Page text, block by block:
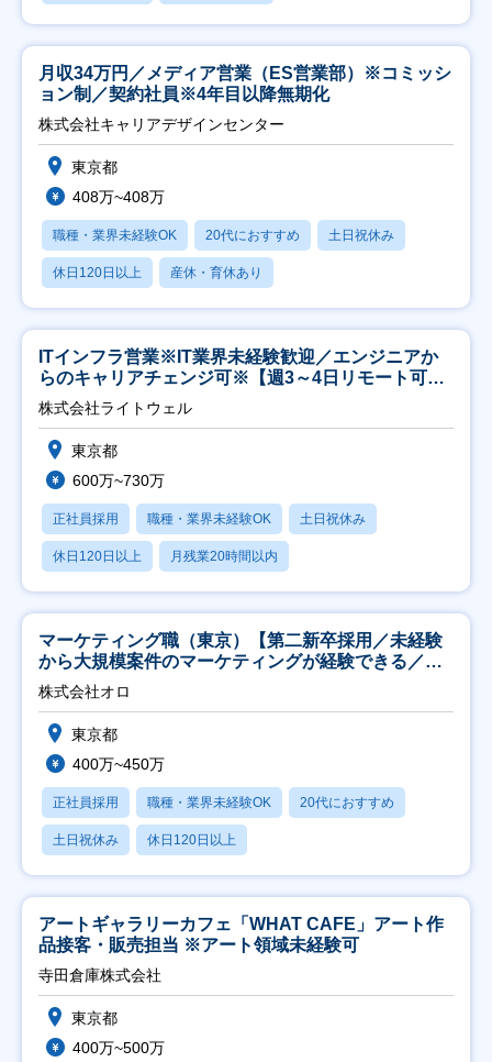
月収34万円／メディア営業（ES営業部）※コミッシ
ョン制／契約社員※4年目以降無期化
株式会社キャリアデザインセンター
東京都
408万~408万
職種・業界未経験OK 20代におすすめ 土日祝休み
休日120日以上 産休・育休あり
ITインフラ営業※IT業界未経験歓迎／エンジニアか
らのキャリアチェンジ可※【週3～4日リモート可
能】
株式会社ライトウェル
東京都
600万~730万
正社員採用 職種・業界未経験OK 土日祝休み
休日120日以上 月残業20時間以内
マーケティング職（東京）【第二新卒採用／未経験
から大規模案件のマーケティングが経験できる／研
修充実】
株式会社オロ
東京都
400万~450万
正社員採用 職種・業界未経験OK 20代におすすめ
土日祝休み 休日120日以上
アートギャラリーカフェ「WHAT CAFE」アート作
品接客・販売担当 ※アート領域未経験可
寺田倉庫株式会社
東京都
400万~500万